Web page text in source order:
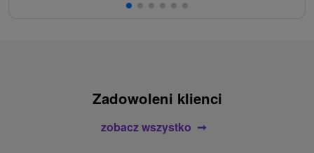
Zadowoleni klienci
zobacz wszystko